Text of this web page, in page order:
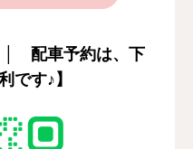
│ 配車予約は、下
です♪】